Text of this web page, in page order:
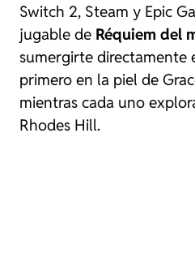
Switch 2, Steam y Epic
jugable de Réquiem del
sumergirte directamente
primero en la piel de
mientras cada uno
Rhodes Hill.